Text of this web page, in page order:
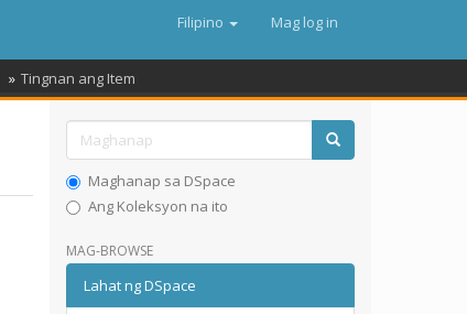
Filipino Mag log in
Tingnan ang Item
Maghanap sa DSpace
Ang Koleksyon na ito
MAG-BROWSE
Lahat ng DSpace